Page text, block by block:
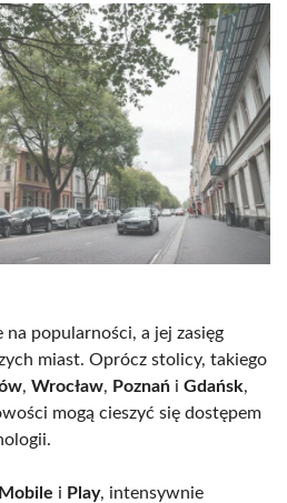
na popularności, a jej zasięg
miast. Oprócz stolicy, takiego
, Wrocław, Poznań i Gdańsk,
mogą cieszyć się dostępem
i Play, intensywnie